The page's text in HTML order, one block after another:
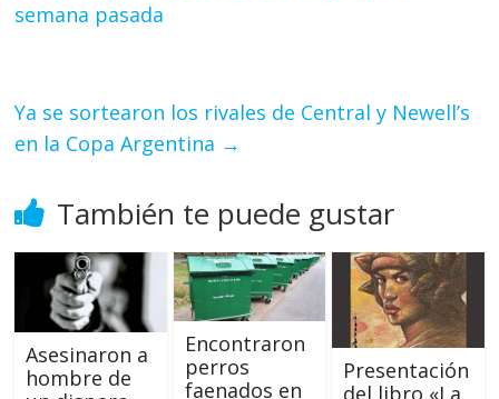
semana pasada
Ya se sortearon los rivales de Central y Newell’s
en la Copa Argentina →
También te puede gustar
Asesinaron a
hombre de
Encontraron
perros
faenados en
Presentación
del libro «La